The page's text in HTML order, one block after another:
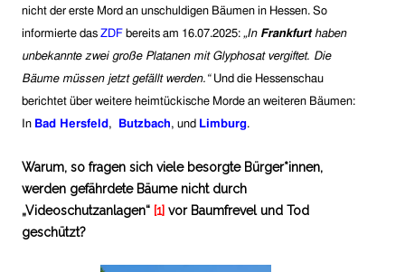
nicht der erste Mord an unschuldigen Bäumen in Hessen. So
informierte das ZDF bereits am 16.07.2025: „In Frankfurthaben
unbekannte zwei große Platanen mit Glyphosat vergiftet. Die
Bäume müssen jetzt gefällt werden.“ Und die Hessenschau
berichtet über weitere heimtückische Morde an weiteren Bäumen:
In Bad Hersfeld , Butzbach, und Limburg.
Warum, so fragen sich viele besorgte Bürger*innen,
werden gefährdete Bäume nicht durch
„Videoschutzanlagen“ [1] vor Baumfrevel und Tod
geschützt?